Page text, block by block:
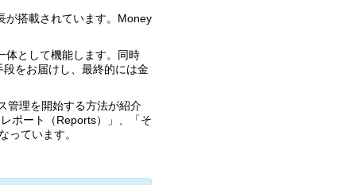
が搭載されています。Money
体として機能します。同時
をお届けし、最終的には金
管理を開始する方法が紹介
ポート（Reports）」、「そ
っています。